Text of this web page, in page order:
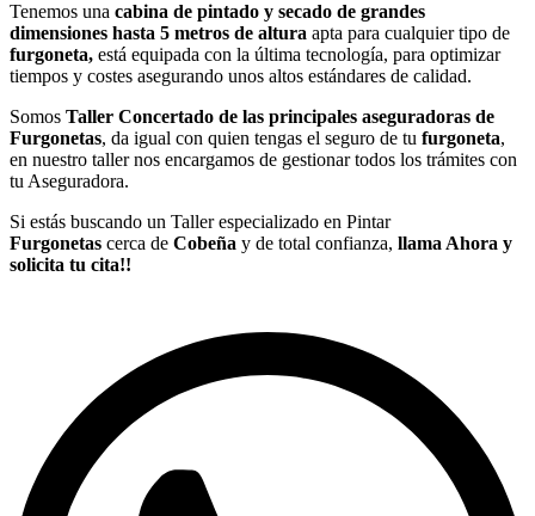
Tenemos una cabina de pintado y secado de grandes
dimensiones hasta 5 metros de altura apta para cualquier tipo de
furgoneta, está equipada con la última tecnología, para optimizar
tiempos y costes asegurando unos altos estándares de calidad.
Somos Taller Concertado de las principales aseguradoras de
Furgonetas, da igual con quien tengas el seguro de tu furgoneta,
en nuestro taller nos encargamos de gestionar todos los trámites con
tu Aseguradora.
Si estás buscando un Taller especializado en Pintar
Furgonetas cerca de Cobeña y de total confianza, llama Ahora y
solicita tu cita!!